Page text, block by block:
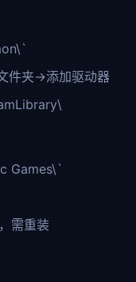
件夹→添加驱动器
Games\`
需重装